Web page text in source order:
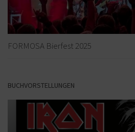
FORMOSA Bierfest 2025
BUCHVORSTELLUNGEN